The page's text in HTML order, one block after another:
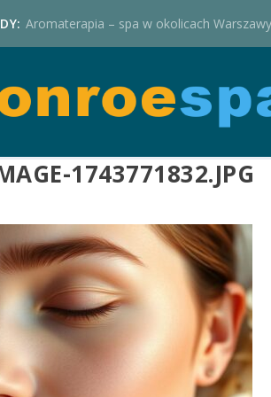
Aromaterapia – spa w okolicach Warszawy
1743771832.JPG